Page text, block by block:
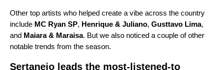
Other top artists who helped create a vibe across the country
include MC Ryan SP, Henrique & Juliano, Gusttavo Lima,
and Maiara & Maraisa. But we also noticed a couple of other
notable trends from the season.
Sertanejo leads the most-listened-to